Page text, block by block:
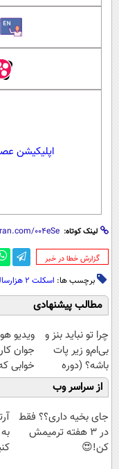
اپلیکیشن
لینک کوتاه:
‌گزارش خطا در خبر
برچسب ها: اسکلت 2 هزارساله
مطالب پیشنهادی
چرا تو نباید بنز و
بی‌ام‌و زیر پات
باشه؟ (دوره
رایگان درآمد
میلیاردی)
ویدیو
جوان
خوابی
آموزش
از سراسر وب
جای بخیه داری؟؟ فقط
در 3 هفته ترمیمش
کن!😍